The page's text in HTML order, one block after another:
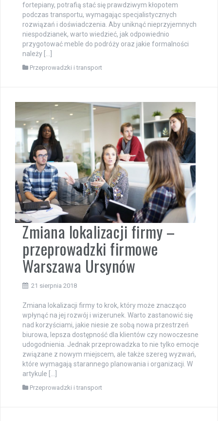
fortepiany, potrafią stać się prawdziwym kłopotem
podczas transportu, wymagając specjalistycznych
rozwiązań i doświadczenia. Aby uniknąć nieprzyjemnych
niespodzianek, warto wiedzieć, jak odpowiednio
przygotować meble do podróży oraz jakie formalności
należy […]
Przeprowadzki i transport
Zmiana lokalizacji firmy –
przeprowadzki firmowe
Warszawa Ursynów
21 sierpnia 2018
Zmiana lokalizacji firmy to krok, który może znacząco
wpłynąć na jej rozwój i wizerunek. Warto zastanowić się
nad korzyściami, jakie niesie ze sobą nowa przestrzeń
biurowa, lepsza dostępność dla klientów czy nowoczesne
udogodnienia. Jednak przeprowadzka to nie tylko emocje
związane z nowym miejscem, ale także szereg wyzwań,
które wymagają starannego planowania i organizacji. W
artykule […]
Przeprowadzki i transport